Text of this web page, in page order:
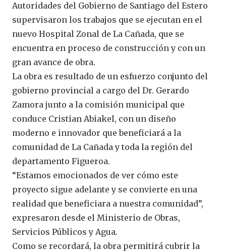
Autoridades del Gobierno de Santiago del Estero
supervisaron los trabajos que se ejecutan en el
nuevo Hospital Zonal de La Cañada, que se
encuentra en proceso de construcción y con un
gran avance de obra.
La obra es resultado de un esfuerzo conjunto del
gobierno provincial a cargo del Dr. Gerardo
Zamora junto a la comisión municipal que
conduce Cristian Abiakel, con un diseño
moderno e innovador que beneficiará a la
comunidad de La Cañada y toda la región del
departamento Figueroa.
“Estamos emocionados de ver cómo este
proyecto sigue adelante y se convierte en una
realidad que beneficiara a nuestra comunidad”,
expresaron desde el Ministerio de Obras,
Servicios Públicos y Agua.
Como se recordará, la obra permitirá cubrir la